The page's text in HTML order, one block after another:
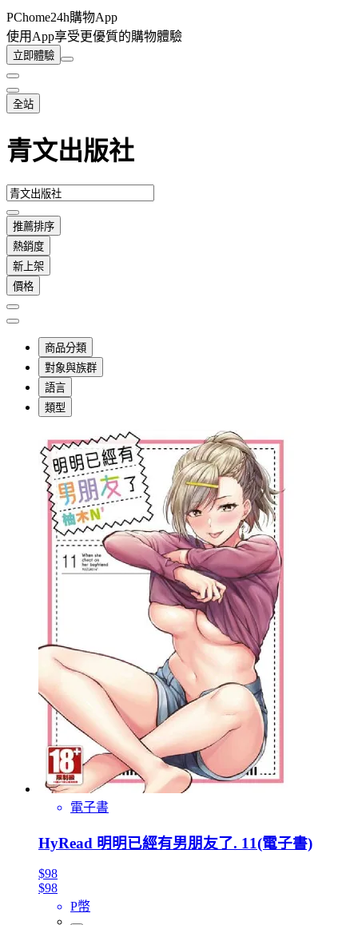
PChome24h購物App
使用App享受更優質的購物體驗
立即體驗
全站
青文出版社
推薦排序
熱銷度
新上架
價格
商品分類
對象與族群
語言
類型
電子書
HyRead 明明已經有男朋友了. 11(電子書)
$98
$98
P幣